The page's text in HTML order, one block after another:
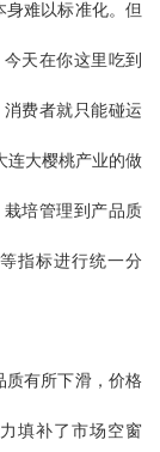
身难以标准化。但
天在你这里吃到
费者就只能碰运
连大樱桃产业的做
培管理到产品质
指标进行统一分
质有所下滑，价格
填补了市场空窗